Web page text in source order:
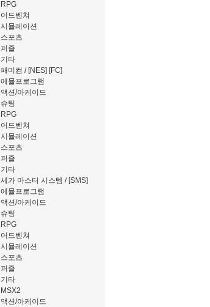
RPG
어드벤쳐
시뮬레이션
스포츠
퍼즐
기타
패미컴 / [NES] [FC]
에뮬프로그램
액션/아케이드
슈팅
RPG
어드벤쳐
시뮬레이션
스포츠
퍼즐
기타
세가 마스터 시스템 / [SMS]
에뮬프로그램
액션/아케이드
슈팅
RPG
어드벤쳐
시뮬레이션
스포츠
퍼즐
기타
MSX2
액션/아케이드